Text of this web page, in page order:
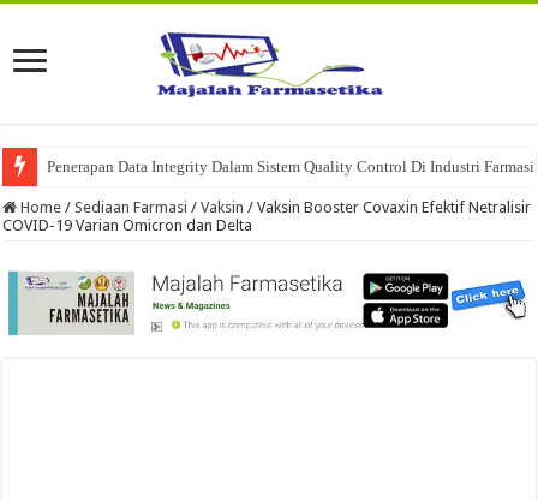
Penerapan Data Integrity Dalam Sistem Quality Control Di Industri Farmasi
Home / Sediaan Farmasi / Vaksin / Vaksin Booster Covaxin Efektif Netralisir
COVID-19 Varian Omicron dan Delta